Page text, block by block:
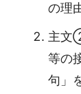
の理
主文
等の
句」